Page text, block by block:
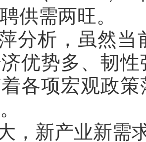
供需两旺。
分析，虽然
优势多、韧
各项宏观政
，新产业新需